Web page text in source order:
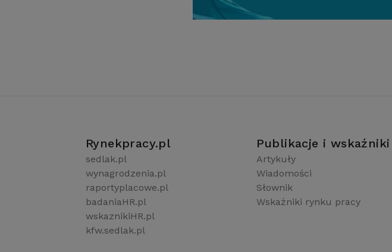
Rynekpracy.pl
sedlak.pl
wynagrodzenia.pl
raportyplacowe.pl
badaniaHR.pl
wskaznikiHR.pl
kfw.sedlak.pl
Publikacje i wskaźniki
Artykuły
Wiadomości
Słownik
Wskaźniki rynku pracy